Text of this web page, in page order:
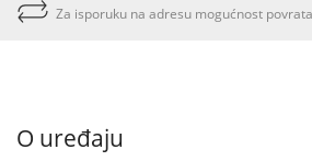
Za isporuku na adresu mogućnost
O uređaju